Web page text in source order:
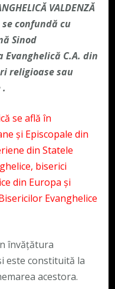
VALDENZĂ
se confundă cu
Sinod
C.A. din
religioase sau
se află în
și Episcopale din
din Statele
biserici
din Europa și
Evanghelice
învățătura
este constituită la
acestora.